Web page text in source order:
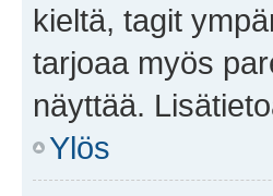
kieltä, tagit
tarjoaa myös
näyttää.
Ylös